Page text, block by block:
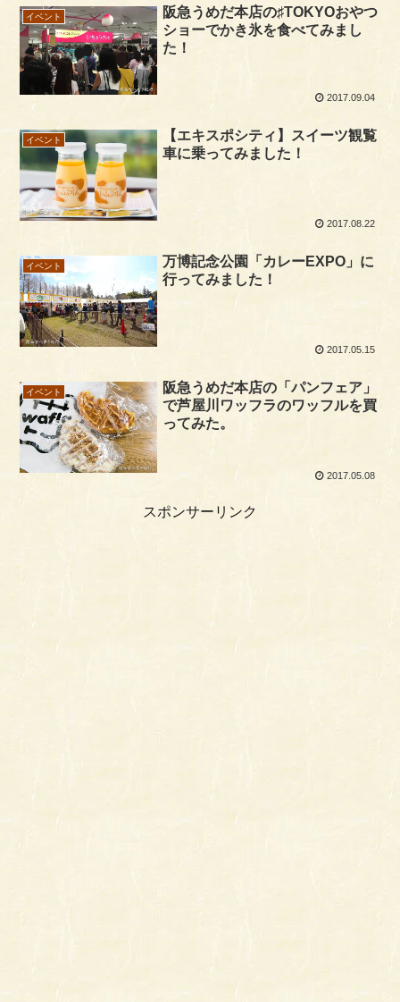
イベント
阪急うめだ本店の♯TOKYOおやつ
ショーでかき氷を食べてみまし
た！
2017.09.04
イベント
【エキスポシティ】スイーツ観覧
車に乗ってみました！
2017.08.22
イベント
万博記念公園「カレーEXPO」に
行ってみました！
2017.05.15
イベント
阪急うめだ本店の「パンフェア」
で芦屋川ワッフラのワッフルを買
ってみた。
2017.05.08
スポンサーリンク